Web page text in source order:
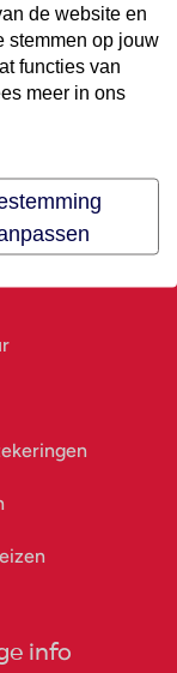
info
de website en
stemmen op jouw
functies van
meer in ons